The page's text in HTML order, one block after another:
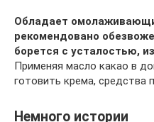
Обладает
рекомендовано
борется с усталостью,
Применяя масло какао в
готовить крема, средства
Немного истории